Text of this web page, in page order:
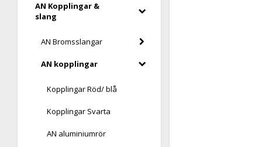
AN Kopplingar &
slang
AN Bromsslangar
AN kopplingar
Kopplingar Röd/ blå
Kopplingar Svarta
AN aluminiumrör